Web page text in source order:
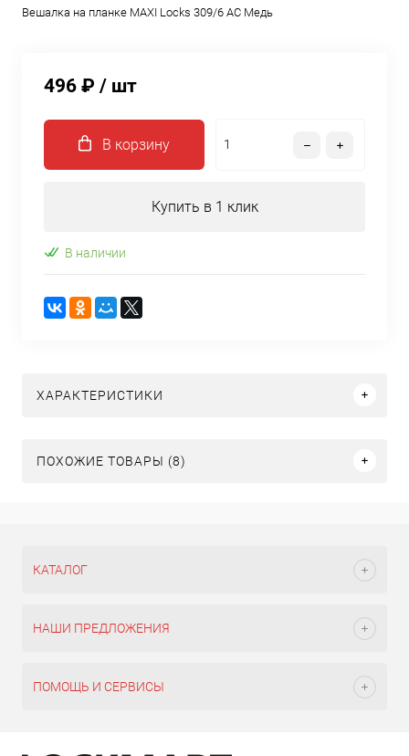
Вешалка на планке MAXI Locks 309/6 AC Медь
496 ₽ / шт
В корзину
Купить в 1 клик
В наличии
ХАРАКТЕРИСТИКИ
ПОХОЖИЕ ТОВАРЫ (8)
КАТАЛОГ
НАШИ ПРЕДЛОЖЕНИЯ
ПОМОЩЬ И СЕРВИСЫ